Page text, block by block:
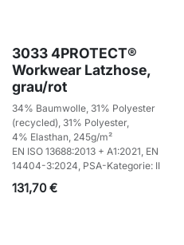
3033 4PROTECT®
Workwear Latzhose,
grau/rot
34% Baumwolle, 31% Polyester
(recycled), 31% Polyester,
4% Elasthan, 245g/m²
EN ISO 13688:2013 + A1:2021, EN
14404-3:2024, PSA-Kategorie: II
131,70€